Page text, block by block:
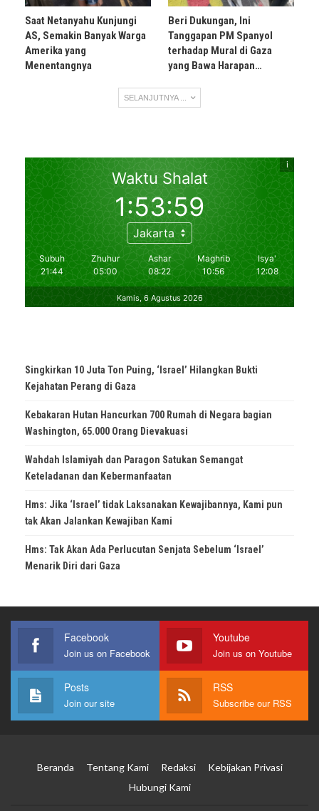
Saat Netanyahu Kunjungi
AS, Semakin Banyak Warga
Amerika yang
Menentangnya
Beri Dukungan, Ini
Tanggapan PM Spanyol
terhadap Mural di Gaza
yang Bawa Harapan…
SELANJUTNYA ...
Singkirkan 10 Juta Ton Puing, ‘Israel’ Hilangkan Bukti
Kejahatan Perang di Gaza
Kebakaran Hutan Hancurkan 700 Rumah di Negara bagian
Washington, 65.000 Orang Dievakuasi
Wahdah Islamiyah dan Paragon Satukan Semangat
Keteladanan dan Kebermanfaatan
Hms: Jika ‘Israel’ tidak Laksanakan Kewajibannya, Kami pun
tak Akan Jalankan Kewajiban Kami
Hms: Tak Akan Ada Perlucutan Senjata Sebelum ‘Israel’
Menarik Diri dari Gaza
Facebook
Join us on Facebook
Youtube
Join us on Youtube
Posts
Join our site
RSS
Subscribe our RSS
Beranda Tentang Kami Redaksi
Kebijakan Privasi
Hubungi Kami